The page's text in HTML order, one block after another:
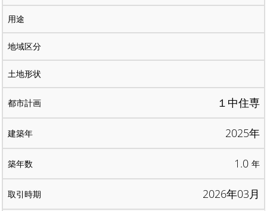
１中住専
2025年
1.0 年
2026年03月